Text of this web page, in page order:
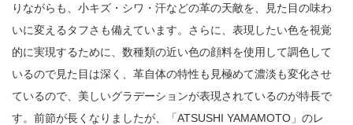
りながらも、小キズ・シワ・汗などの革の天敵を、見た目の味わ
いに変えるタフさも備えています。さらに、表現したい色を視覚
的に実現するために、数種類の近い色の顔料を使用して調色して
いるので見た目は深く、革自体の特性も見極めて濃淡も変化させ
ているので、美しいグラデーションが表現されているのが特長で
す。前節が長くなりましたが、「ATSUSHI YAMAMOTO」のレ